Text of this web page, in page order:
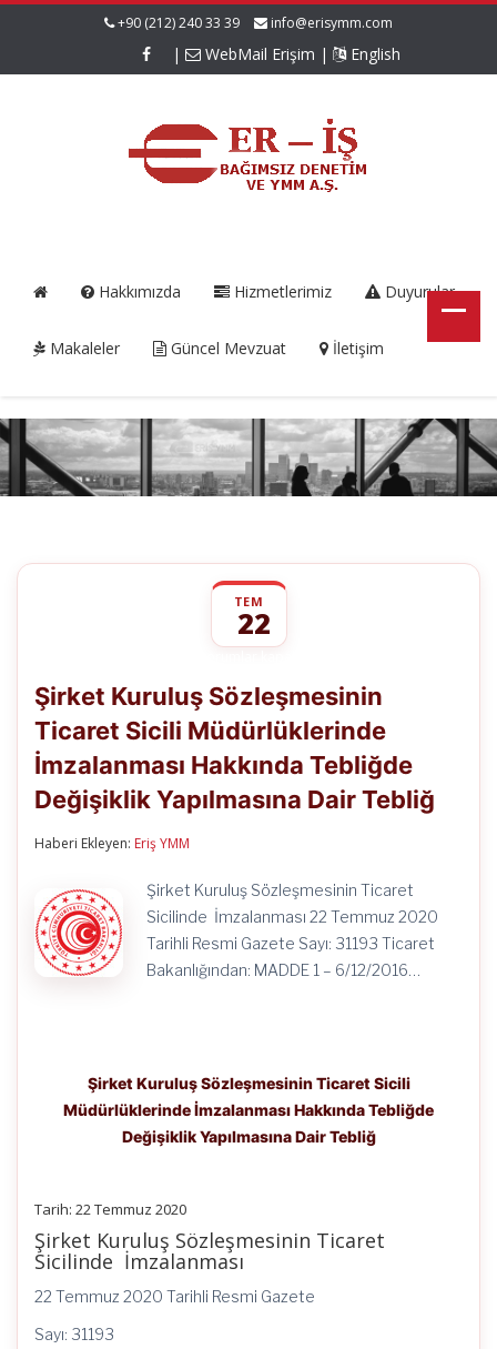
+90 (212) 240 33 39 info@erisymm.com
| WebMail Erişim | English
Hakkımızda Hizmetlerimiz Duyurular
Makaleler Güncel Mevzuat İletişim
TEM
22
Sözleşmesinin
Ticaret
Sicili
İmzalanması
Hakkında
Tebliğde
Tebliğ
için
Şirket Kuruluş Sözleşmesinin
Ticaret Sicili Müdürlüklerinde
İmzalanması Hakkında Tebliğde
Değişiklik Yapılmasına Dair Tebliğ
Haberi Ekleyen: Eriş YMM
Şirket Kuruluş Sözleşmesinin Ticaret
Sicilinde İmzalanması 22 Temmuz 2020
Tarihli Resmi Gazete Sayı: 31193 Ticaret
Bakanlığından: MADDE 1 – 6/12/2016…
Şirket Kuruluş Sözleşmesinin Ticaret Sicili
Müdürlüklerinde İmzalanması Hakkında Tebliğde
Değişiklik Yapılmasına Dair Tebliğ
Tarih: 22 Temmuz 2020
Şirket Kuruluş Sözleşmesinin Ticaret
Sicilinde İmzalanması
22 Temmuz 2020 Tarihli Resmi Gazete
Sayı: 31193